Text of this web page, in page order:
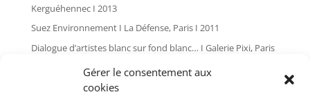
Gérer le consentement aux
cookies
Kerguéhennec I 2013
Suez Environnement I La Défense, Paris I 2011
Dialogue d’artistes blanc sur fond blanc… I Galerie Pixi, Paris
Global painting I Les Tanneries, Amilly I 2009